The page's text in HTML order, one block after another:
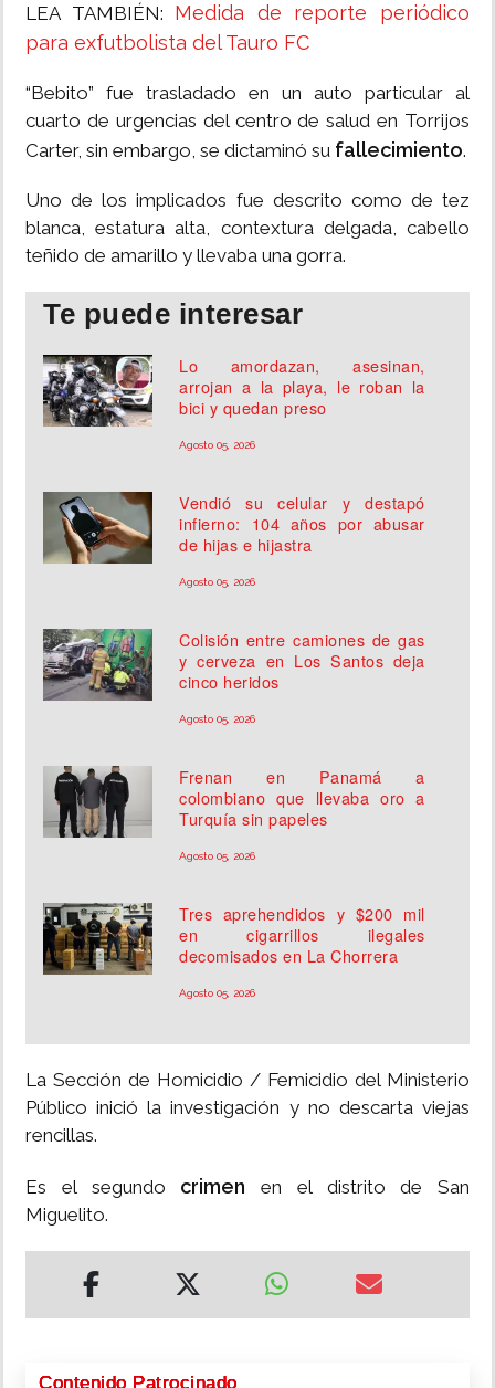
LEA TAMBIÉN: Medida de reporte periódico
para exfutbolista del Tauro FC
“Bebito” fue trasladado en un auto particular al
cuarto de urgencias del centro de salud en Torrijos
Carter, sin embargo, se dictaminó su fallecimiento.
Uno de los implicados fue descrito como de tez
blanca, estatura alta, contextura delgada, cabello
teñido de amarillo y llevaba una gorra.
Te puede interesar
Lo amordazan, asesinan,
arrojan a la playa, le roban la
bici y quedan preso
Agosto 05, 2026
Vendió su celular y destapó
infierno: 104 años por abusar
de hijas e hijastra
Agosto 05, 2026
Colisión entre camiones de gas
y cerveza en Los Santos deja
cinco heridos
Agosto 05, 2026
Frenan en Panamá a
colombiano que llevaba oro a
Turquía sin papeles
Agosto 05, 2026
Tres aprehendidos y $200 mil
en cigarrillos ilegales
decomisados en La Chorrera
Agosto 05, 2026
La Sección de Homicidio / Femicidio del Ministerio
Público inició la investigación y no descarta viejas
rencillas.
Es el segundo crimen en el distrito de San
Miguelito.
Contenido Patrocinado